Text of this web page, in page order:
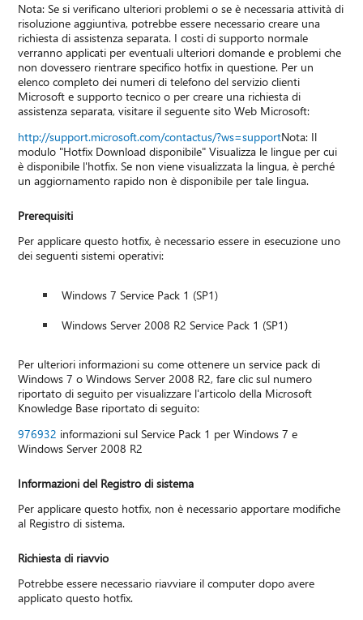
Nota: Se si verificano ulteriori problemi o se è necessaria attività di
risoluzione aggiuntiva, potrebbe essere necessario creare una
richiesta di assistenza separata. I costi di supporto normale
verranno applicati per eventuali ulteriori domande e problemi che
non dovessero rientrare specifico hotfix in questione. Per un
elenco completo dei numeri di telefono del servizio clienti
Microsoft e supporto tecnico o per creare una richiesta di
assistenza separata, visitare il seguente sito Web Microsoft:
http://support.microsoft.com/contactus/?ws=supportNota: Il
modulo "Hotfix Download disponibile" Visualizza le lingue per cui
è disponibile l'hotfix. Se non viene visualizzata la lingua, è perché
un aggiornamento rapido non è disponibile per tale lingua.
Prerequisiti
Per applicare questo hotfix, è necessario essere in esecuzione uno
dei seguenti sistemi operativi:
Windows 7 Service Pack 1 (SP1)
Windows Server 2008 R2 Service Pack 1 (SP1)
Per ulteriori informazioni su come ottenere un service pack di
Windows 7 o Windows Server 2008 R2, fare clic sul numero
riportato di seguito per visualizzare l'articolo della Microsoft
Knowledge Base riportato di seguito:
976932 informazioni sul Service Pack 1 per Windows 7 e
Windows Server 2008 R2
Informazioni del Registro di sistema
Per applicare questo hotfix, non è necessario apportare modifiche
al Registro di sistema.
Richiesta di riavvio
Potrebbe essere necessario riavviare il computer dopo avere
applicato questo hotfix.